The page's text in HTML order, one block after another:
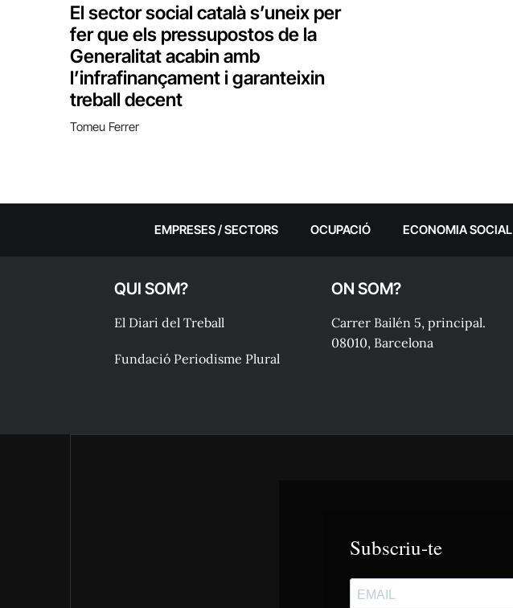
El sector social català s’uneix per
fer que els pressupostos de la
Generalitat acabin amb
l’infrafinançament i garanteixin
treball decent
Tomeu Ferrer
EMPRESES / SECTORS OCUPACIÓ ECONOMIA SOCIAL
QUI SOM?
El Diari del Treball
Fundació Periodisme Plural
ON SOM?
Carrer Bailén 5, principal.
08010, Barcelona